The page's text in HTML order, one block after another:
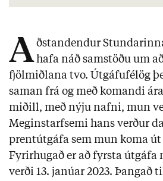
Aðstandendur
hafa náð samstöðu um
fjölmiðlana tvo. Útgáfufélög
saman frá og með komandi
miðill, með nýju nafni, mun
Meginstarfsemi hans verður
prentútgáfa sem mun koma
Fyrirhugað er að fyrsta útgáfa
verði 13. janúar 2023. Þangað